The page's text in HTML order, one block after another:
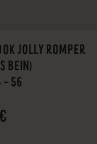
JOLLY ROMPER
BEIN)
- 56